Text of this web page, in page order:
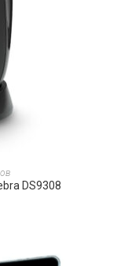
DS9308